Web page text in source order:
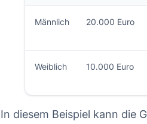
Männlich 20.000 Euro
Weiblich 10.000 Euro
In diesem Beispiel kann die